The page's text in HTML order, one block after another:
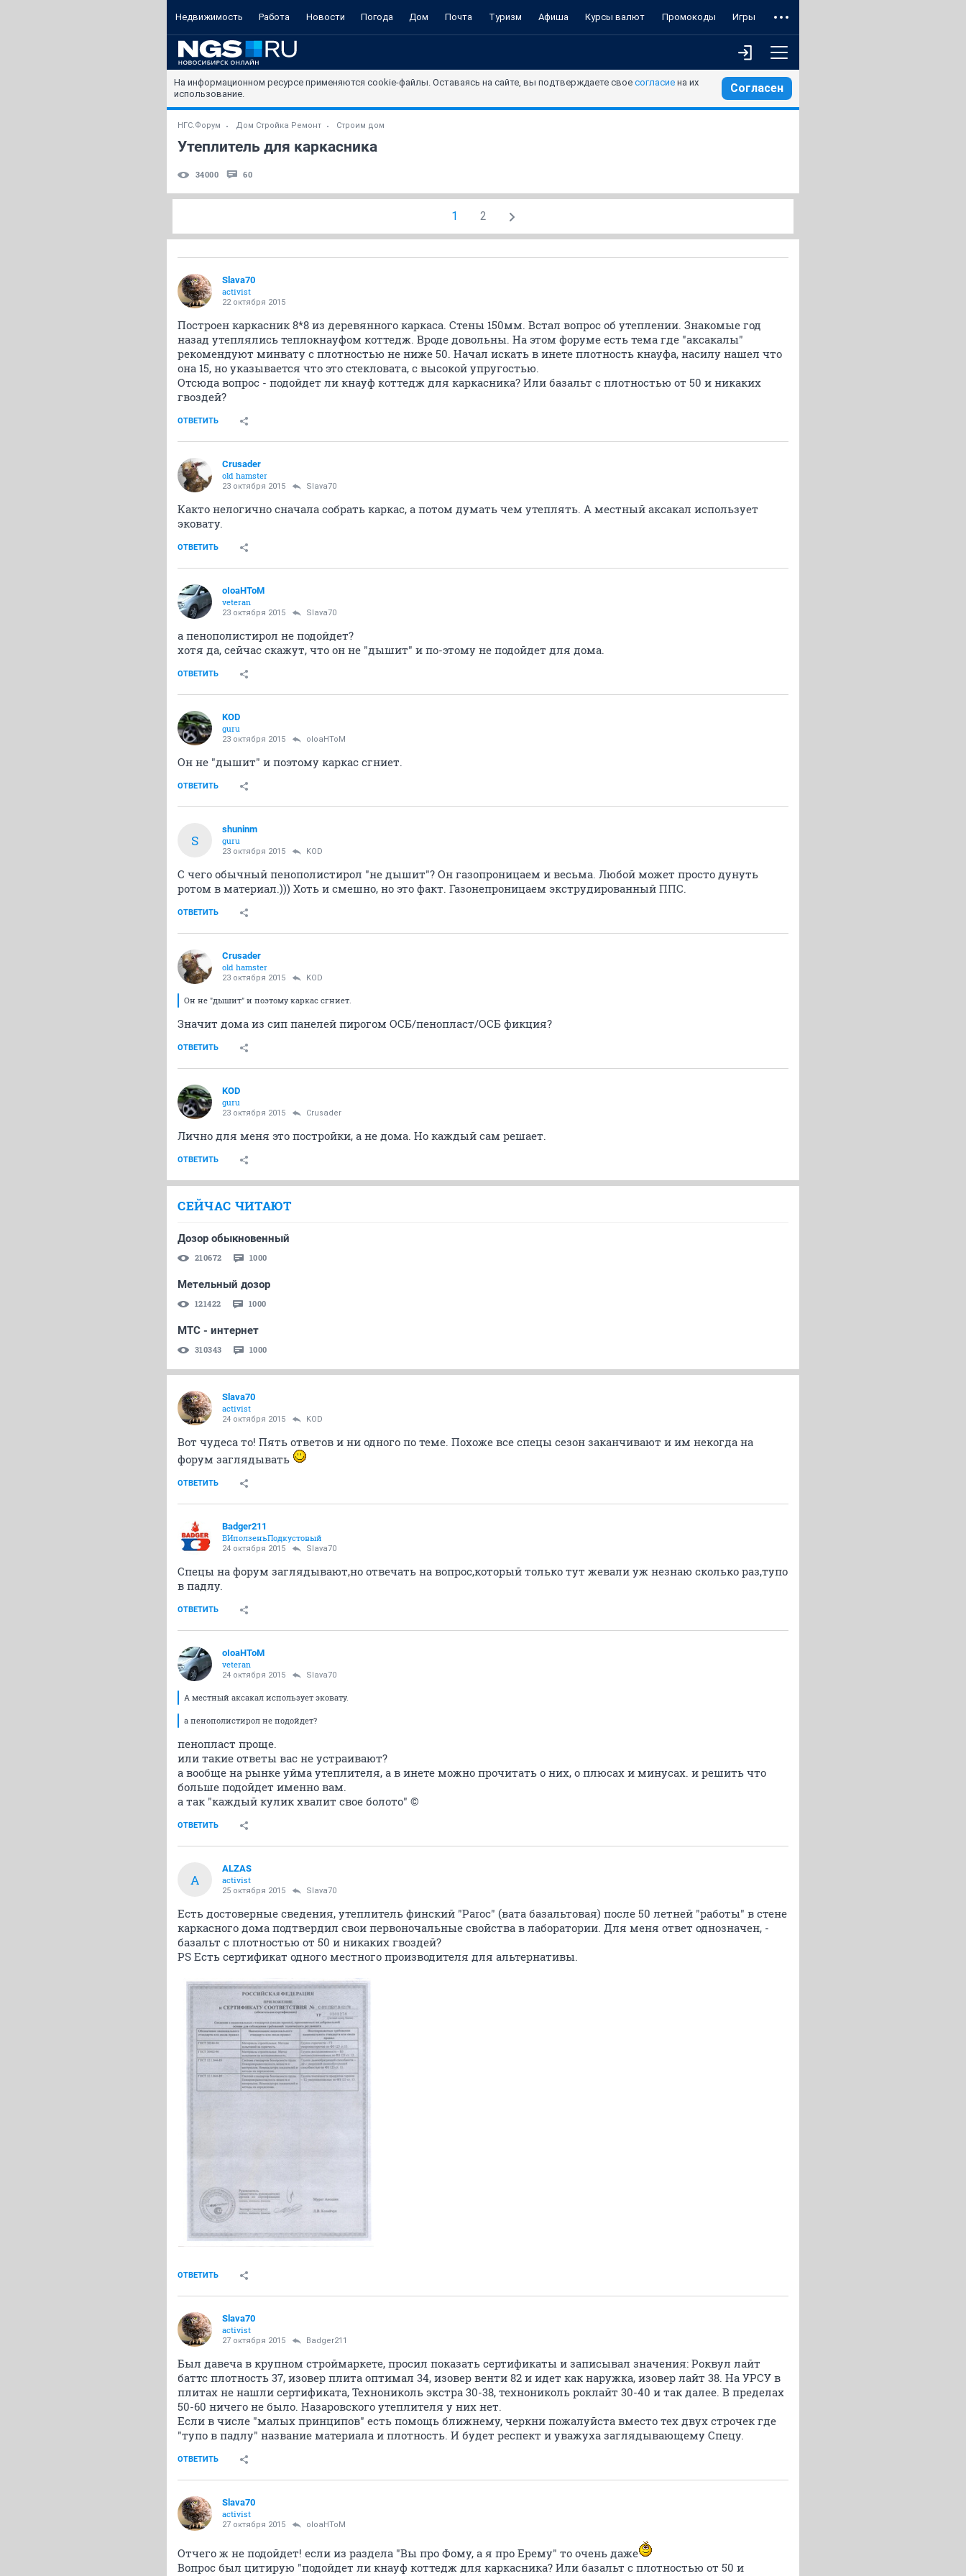
Недвижимость Работа Новости Погода Дом Почта Туризм Афиша Курсы валют Промокоды Игры
На информационном ресурсе применяются cookie-файлы. Оставаясь на сайте, вы подтверждаете свое согласие на их
использование.
Согласен
НГС.Форум Дом Стройка Ремонт Строим дом
Утеплитель для каркасника
34000 60
1 2
Slava70
activist
22 октября 2015
Построен каркасник 8*8 из деревянного каркаса. Стены 150мм. Встал вопрос об утеплении. Знакомые год
назад утеплялись теплокнауфом коттедж. Вроде довольны. На этом форуме есть тема где "аксакалы"
рекомендуют минвату с плотностью не ниже 50. Начал искать в инете плотность кнауфа, насилу нашел что
она 15, но указывается что это стекловата, с высокой упругостью.
Отсюда вопрос - подойдет ли кнауф коттедж для каркасника? Или базальт с плотностью от 50 и никаких
гвоздей?
ОТВЕТИТЬ
Crusader
old hamster
23 октября 2015 Slava70
Както нелогично сначала собрать каркас, а потом думать чем утеплять. А местный аксакал использует
эковату.
ОТВЕТИТЬ
oIoaHToM
veteran
23 октября 2015 Slava70
а пенополистирол не подойдет?
хотя да, сейчас скажут, что он не "дышит" и по-этому не подойдет для дома.
ОТВЕТИТЬ
KOD
guru
23 октября 2015 oIoaHToM
Он не "дышит" и поэтому каркас сгниет.
ОТВЕТИТЬ
S
shuninm
guru
23 октября 2015 KOD
С чего обычный пенополистирол "не дышит"? Он газопроницаем и весьма. Любой может просто дунуть
ротом в материал.))) Хоть и смешно, но это факт. Газонепроницаем экструдированный ППС.
ОТВЕТИТЬ
Crusader
old hamster
23 октября 2015 KOD
Он не "дышит" и поэтому каркас сгниет.
Значит дома из сип панелей пирогом ОСБ/пенопласт/ОСБ фикция?
ОТВЕТИТЬ
KOD
guru
23 октября 2015 Crusader
Лично для меня это постройки, а не дома. Но каждый сам решает.
ОТВЕТИТЬ
СЕЙЧАС ЧИТАЮТ
Дозор обыкновенный
210672 1000
Метельный дозор
121422 1000
МТС - интернет
310343 1000
Slava70
activist
24 октября 2015 KOD
Вот чудеса то! Пять ответов и ни одного по теме. Похоже все спецы сезон заканчивают и им некогда на
форум заглядывать
ОТВЕТИТЬ
Badger211
ВИползеньПодкустовый
24 октября 2015 Slava70
Спецы на форум заглядывают,но отвечать на вопрос,который только тут жевали уж незнаю сколько раз,тупо
в падлу.
ОТВЕТИТЬ
oIoaHToM
veteran
24 октября 2015 Slava70
А местный аксакал использует эковату.
а пенополистирол не подойдет?
пенопласт проще.
или такие ответы вас не устраивают?
а вообще на рынке уйма утеплителя, а в инете можно прочитать о них, о плюсах и минусах. и решить что
больше подойдет именно вам.
а так "каждый кулик хвалит свое болото" ©
ОТВЕТИТЬ
A
ALZAS
activist
25 октября 2015 Slava70
Есть достоверные сведения, утеплитель финский "Paroc" (вата базальтовая) после 50 летней "работы" в стене
каркасного дома подтвердил свои первоночальные свойства в лаборатории. Для меня ответ однозначен, -
базальт с плотностью от 50 и никаких гвоздей?
PS Есть сертификат одного местного производителя для альтернативы.
ОТВЕТИТЬ
Slava70
activist
27 октября 2015 Badger211
Был давеча в крупном строймаркете, просил показать сертификаты и записывал значения: Роквул лайт
баттс плотность 37, изовер плита оптимал 34, изовер венти 82 и идет как наружка, изовер лайт 38. На УРСУ в
плитах не нашли сертификата, Технониколь экстра 30-38, технониколь роклайт 30-40 и так далее. В пределах
50-60 ничего не было. Назаровского утеплителя у них нет.
Если в числе "малых принципов" есть помощь ближнему, черкни пожалуйста вместо тех двух строчек где
"тупо в падлу" название материала и плотность. И будет респект и уважуха заглядывающему Спецу.
ОТВЕТИТЬ
Slava70
activist
27 октября 2015 oIoaHToM
Отчего ж не подойдет! если из раздела "Вы про Фому, а я про Ерему" то очень даже
Вопрос был цитирую "подойдет ли кнауф коттедж для каркасника? Или базальт с плотностью от 50 и